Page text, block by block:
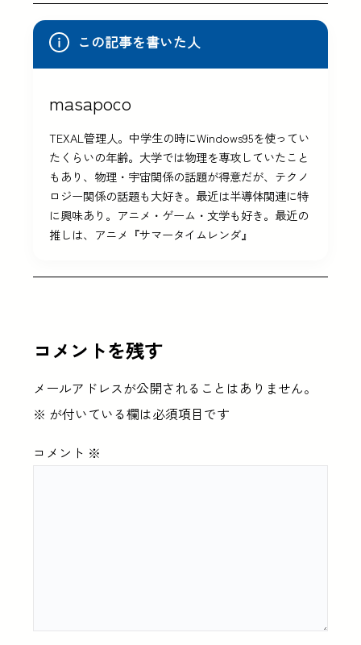
この記事を書いた人
masapoco
TEXAL管理人。中学生の時にWindows95を使ってい
たくらいの年齢。大学では物理を専攻していたこと
もあり、物理・宇宙関係の話題が得意だが、テクノ
ロジー関係の話題も大好き。最近は半導体関連に特
に興味あり。アニメ・ゲーム・文学も好き。最近の
推しは、アニメ『サマータイムレンダ』
コメントを残す
メールアドレスが公開されることはありません。
※ が付いている欄は必須項目です
コメント ※